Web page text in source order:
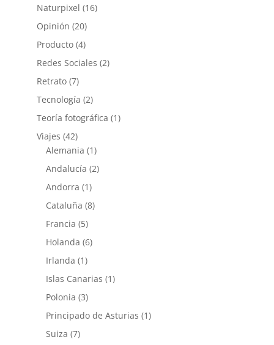
Naturpixel (16)
Opinión (20)
Producto(4)
Redes Sociales (2)
Retrato(7)
Tecnología (2)
Teoría fotográfica (1)
Viajes (42)
Alemania (1)
Andalucía (2)
Andorra (1)
Cataluña (8)
Francia (5)
Holanda (6)
Irlanda (1)
Islas Canarias (1)
Polonia (3)
Principado de Asturias (1)
Suiza (7)